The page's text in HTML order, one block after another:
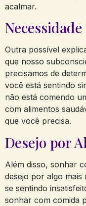
acalmar.
Outra possível
que nosso
precisamos de
você está sentindo
não está comendo
com alimentos
que você precisa.
Desejo por
Além disso, sonhar
desejo por algo mais
se sentindo
sonhar com comida